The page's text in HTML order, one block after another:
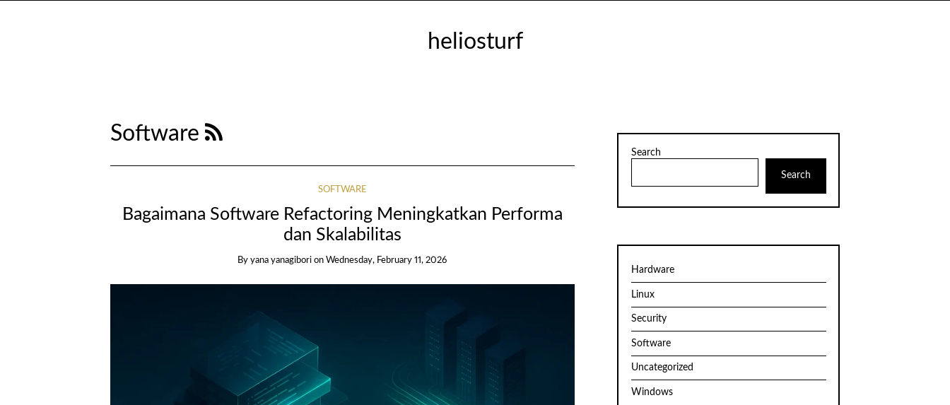
heliosturf
Software
SOFTWARE
Bagaimana Software Refactoring Meningkatkan Performa
dan Skalabilitas
By yana yanagiborion Wednesday, February 11, 2026
Search
Search
Hardware
Linux
Security
Software
Uncategorized
Windows